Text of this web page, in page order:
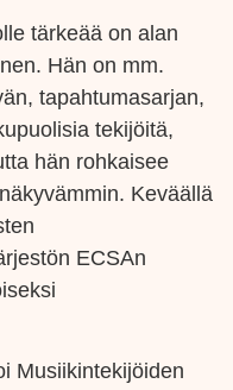
tärkeää on alan
Hän on mm.
tapahtumasarjan,
tekijöitä,
hän rohkaisee
Keväällä
ECSAn
Musiikintekijöiden